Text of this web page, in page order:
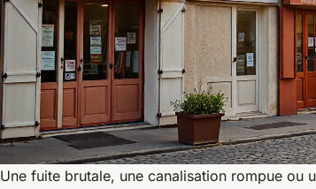
Une fuite brutale, une canalisation rompue ou